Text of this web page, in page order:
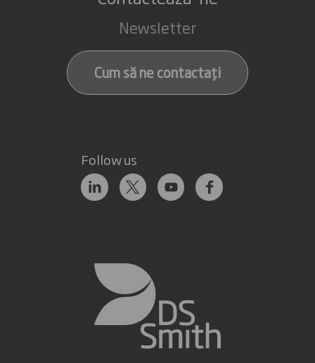
Newsletter
Cum să ne contactați
Follow us